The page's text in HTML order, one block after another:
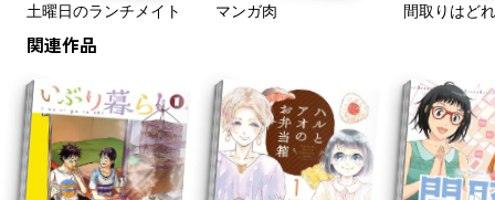
土曜日のランチメイト マンガ肉 間取りはど
関連作品